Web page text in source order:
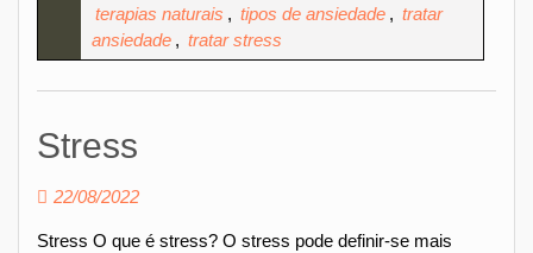
terapias naturais , tipos de ansiedade , tratar
ansiedade , tratar stress
Stress
22/08/2022
Stress O que é stress? O stress pode definir-se mais